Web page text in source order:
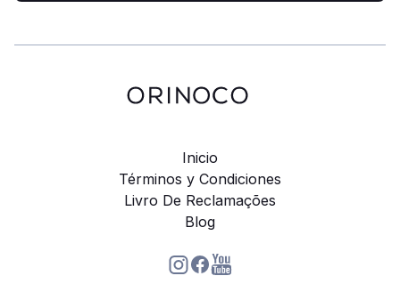
Inicio
Términos y Condiciones
Livro De Reclamações
Blog